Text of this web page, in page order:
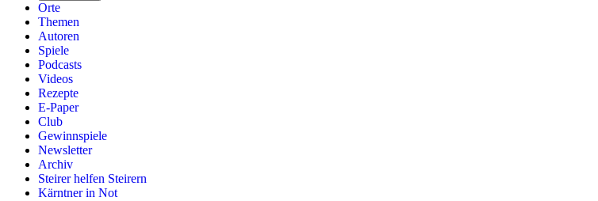
Orte
Themen
Autoren
Spiele
Podcasts
Videos
Rezepte
E-Paper
Club
Gewinnspiele
Newsletter
Archiv
Steirer helfen Steirern
Kärntner in Not